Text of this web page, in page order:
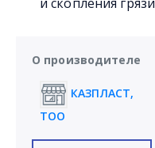
О производителе
КАЗПЛАСТ,
ТОО